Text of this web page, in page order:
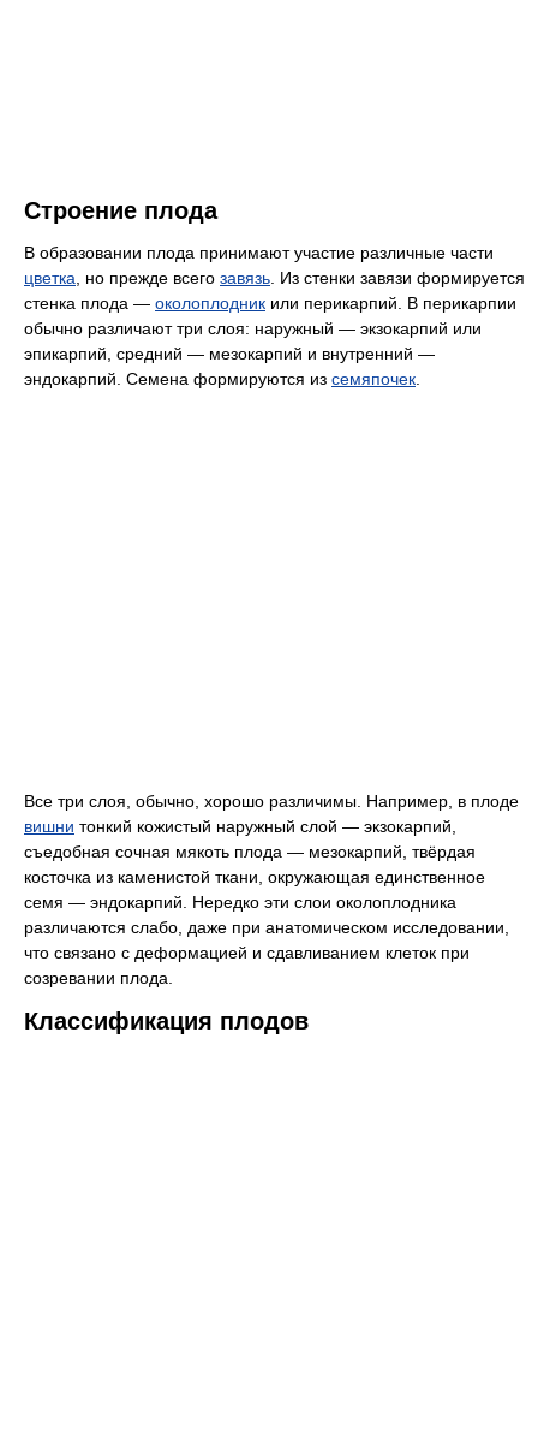
Строение плода
В образовании плода принимают участие различные части
цветка , но прежде всего завязь . Из стенки завязи формируется
стенка плода — околоплодник или перикарпий. В перикарпии
обычно различают три слоя: наружный — экзокарпий или
эпикарпий, средний — мезокарпий и внутренний —
эндокарпий. Семена формируются из семяпочек
Все три слоя, обычно, хорошо различимы. Например, в плоде
вишни тонкий кожистый наружный слой — экзокарпий,
съедобная сочная мякоть плода — мезокарпий, твёрдая
косточка из каменистой ткани, окружающая единственное
семя — эндокарпий. Нередко эти слои околоплодника
различаются слабо, даже при анатомическом исследовании,
что связано с деформацией и сдавливанием клеток при
созревании плода.
Классификация плодов